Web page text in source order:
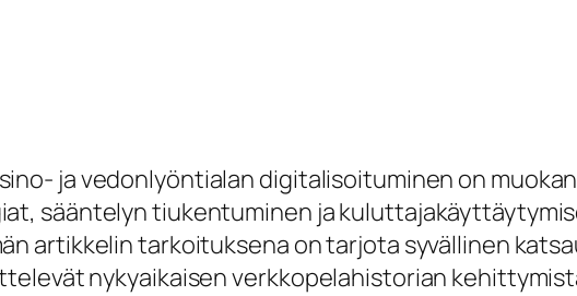
ja vedonlyöntialan digitalisoituminen on
sääntelyn tiukentuminen ja
artikkelin tarkoituksena on tarjota syvällinen
nykyaikaisen verkkopelahistorian